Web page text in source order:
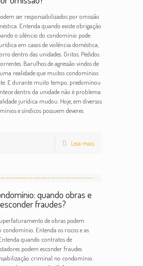
ser responsabilizados por omissão
Entenda quando existe obrigação
o silêncio do condomínio pode
em casos de violência doméstica,
dentro das unidades. Gritos. Pedidos
Barulhos de agressão vindos de
realidade que muitos condomínios
E durante muito tempo, predominou
dentro da unidade não é problema
jurídica mudou. Hoje, em diversos
e síndicos possuem deveres
Leia mais
quando obras e
fraudes?
de obras podem
Entenda os riscos e as
quando contratos de
podem esconder fraudes
criminal no condomínio.